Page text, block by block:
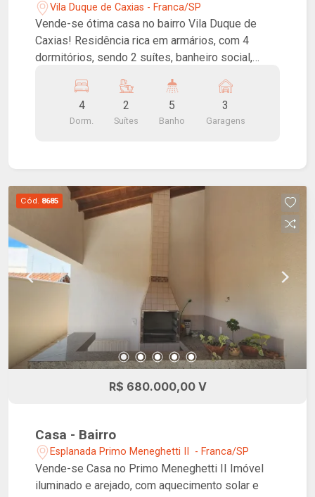
Vila Duque de Caxias - Franca/SP
Vende-se ótima casa no bairro Vila Duque de
Caxias! Residência rica em armários, com 4
dormitórios, sendo 2 suítes, banheiro social,
lavanderia, banheiro de serviço, espaço gourmet
com churrasqueira e 3 vagas de garagem
cobertas. Casa com aquecimento solar e alarme!
4
Dorm.
2
Suítes
5
Banho
3
Garagens
Cód. 8685
R$ 680.000,00 V
Casa - Bairro
Esplanada Primo Meneghetti II - Franca/SP
Vende-se Casa no Primo Meneghetti II Imóvel
iluminado e arejado, com aquecimento solar e